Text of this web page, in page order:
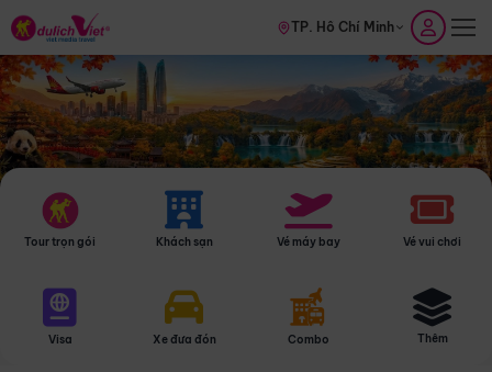
TP. Hồ Chí Minh
Tour trọn gói Khách sạn Vé máy bay Vé vui chơi
Visa Xe đưa đón Combo Thêm